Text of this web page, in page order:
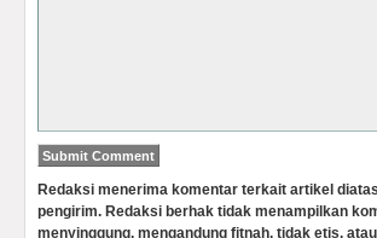
Redaksi menerima komentar terkait artikel
pengirim. Redaksi berhak tidak menampilkan
menyinggung, mengandung fitnah, tidak etis,